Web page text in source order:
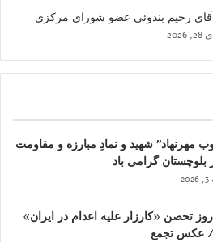
آقای رحیم بندوئی عضو شورای مرکزی
مهرنهاد” شهید و نمادِ مبارزه و مقاومت
بلوچستان گرامی باد
تحصن «کارزار علیه اعدام در ایران»
عکس تجمع